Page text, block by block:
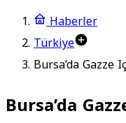
Haberler
Türkiye
Bursa’da Gazze
Bursa’da